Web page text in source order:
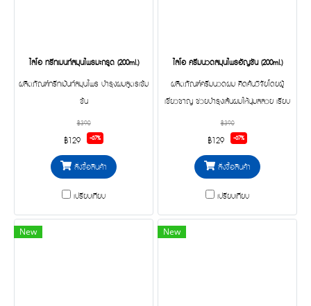
ไลโอ ทรีทเมนท์สมุนไพรมะกรูด (200ml.)
ผลิตภัณฑ์ทรีทเม้นท์สมุนไพร บำรุงผมสูตรเข้ม
ข้น
฿390
฿129 -67%
สั่งซื้อสินค้า
เปรียบเทียบ
ไลโอ ครีมนวดสมุนไพรอัญชัน (200ml.)
ผลิตภัณฑ์ครีมนวดผม คิดค้นวิจัยโดยผู้
เชี่ยวชาญ ช่วยบำรุงเส้นผมให้นุ่มสลวย เรียบ
ลื่น เงางาม มีน้ำหนัก อุดมด้วยคุณค่าจาก
อัญชัน และน้ำมันดอกทานตะวัน ผสานเคราติน
โปรตีนพืช 3 ชนิด จำกข้าวสำลี ข้ำวโพด และ
ถั่วเหลือง เพื่อฟื้นฟูสภาพผม ไม่แห้งเสีย
฿390
฿129 -67%
สั่งซื้อสินค้า
เปรียบเทียบ
New New